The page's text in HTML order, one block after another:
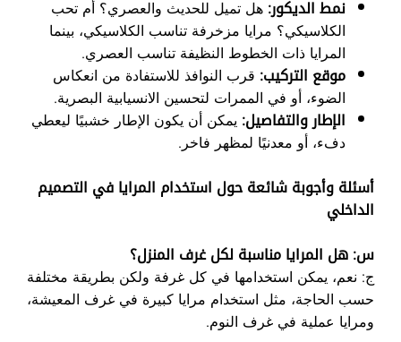
نمط الديكور:هل تميل للحديث والعصري؟ أم تحب
الكلاسيكي؟ مرايا مزخرفة تناسب الكلاسيكي، بينما
المرايا ذات الخطوط النظيفة تناسب العصري.
موقع التركيب: قرب النوافذ للاستفادة من انعكاس
الضوء، أو في الممرات لتحسين الانسيابية البصرية.
الإطار والتفاصيل:يمكن أن يكون الإطار خشبيًا ليعطي
دفء، أو معدنيًا لمظهر فاخر.
أسئلة وأجوبة شائعة حول استخدام المرايا في التصميم
الداخلي
س: هل المرايا مناسبة لكل غرف المنزل؟
ج: نعم، يمكن استخدامها في كل غرفة ولكن بطريقة مختلفة
حسب الحاجة، مثل استخدام مرايا كبيرة في غرف المعيشة،
ومرايا عملية في غرف النوم.